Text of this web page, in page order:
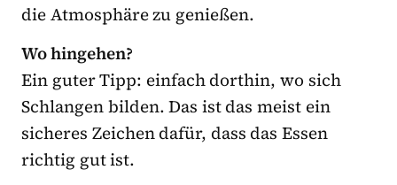
die Atmosphäre zu genießen.
Wo hingehen?
Ein guter Tipp: einfach dorthin, wo sich
Schlangen bilden. Das ist das meist ein
sicheres Zeichen dafür, dass das Essen
richtig gut ist.